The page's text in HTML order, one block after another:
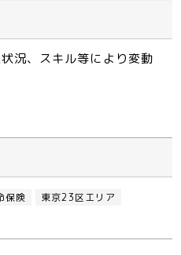
況、スキル等により変動
保険
東京23区エリア